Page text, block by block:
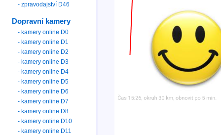
- zpravodajství D46
Dopravní kamery
- kamery online D0
- kamery online D1
- kamery online D2
- kamery online D3
- kamery online D4
- kamery online D5
- kamery online D6
- kamery online D7
- kamery online D8
- kamery online D10
- kamery online D11